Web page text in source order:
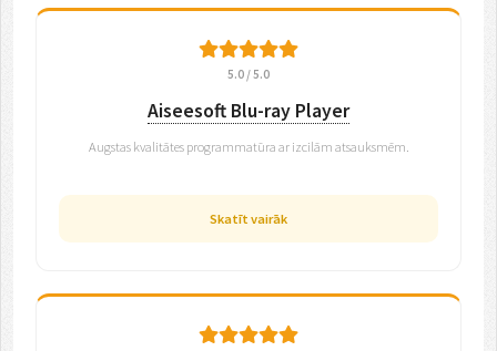
5.0 / 5.0
Aiseesoft Blu-ray Player
Augstas kvalitātes programmatūra ar izcilām atsauksmēm.
Skatīt vairāk